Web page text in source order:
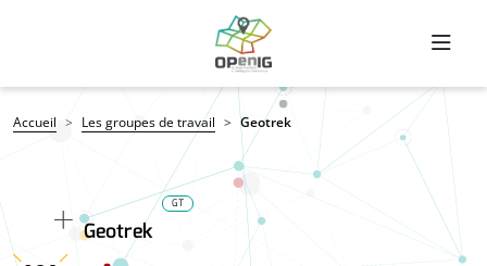
Fil d'Ariane
Accueil Les groupes de travail Geotrek
Geotrek
GT